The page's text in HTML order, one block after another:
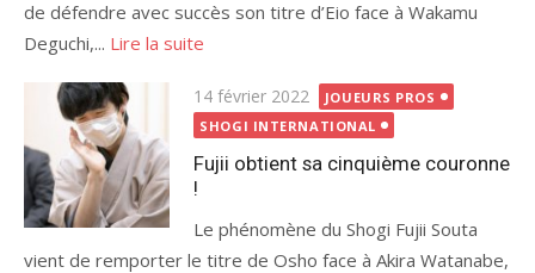
de défendre avec succès son titre d’Eio face à Wakamu
Deguchi,... Lire la suite
Publié
le
14 février 2022
JOUEURS PROS
SHOGI INTERNATIONAL
Fujii obtient sa cinquième couronne
!
Le phénomène du Shogi Fujii Souta
vient de remporter le titre de Osho face à Akira Watanabe,